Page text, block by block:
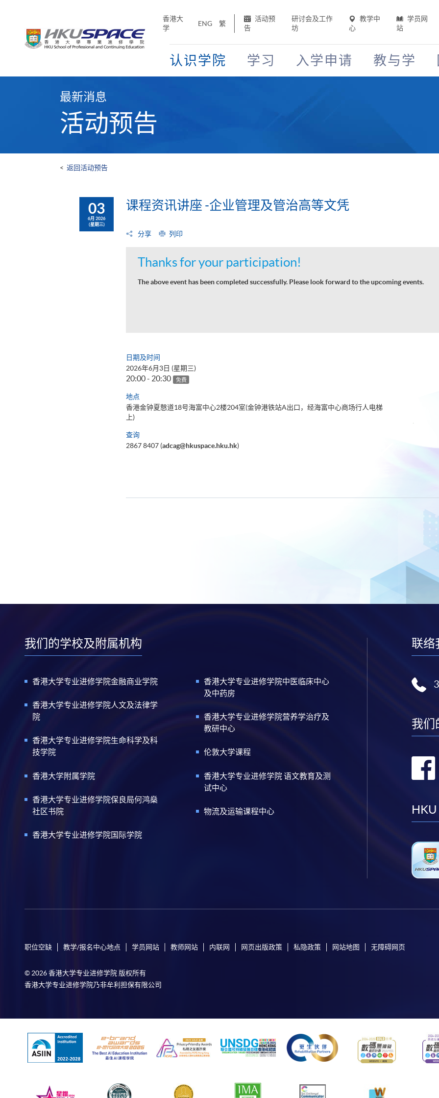
香港大
学
ENG 繁
活动预
告
研讨会及工作
坊
教学中
心
学员网
站
认识学院 学习 入学申请 教与学
最新消息
活动预告
< 返回活动预告
03
6月 2026
(星期三)
课程资讯讲座 -企业管理及管治高等文凭
分享 列印
Thanks for your participation!
The above event has been completed successfully. Please look forward to the upcoming events.
日期及时间
2026年6月3日 (星期三)
20:00 - 20:30 免费
地点
香港金钟夏慤道18号海富中心2楼204室(金钟港铁站A出口，经海富中心商场行人电梯
上)
查询
2867 8407 (adcag@hkuspace.hku.hk)
我们的学校及附属机构
香港大学专业进修学院金融商业学院
香港大学专业进修学院人文及法律学
院
香港大学专业进修学院生命科学及科
技学院
香港大学附属学院
香港大学专业进修学院保良局何鸿燊
社区书院
香港大学专业进修学院国际学院
香港大学专业进修学院中医临床中心
及中药房
香港大学专业进修学院营养学治疗及
教研中心
伦敦大学课程
香港大学专业进修学院 语文教育及测
试中心
物流及运输课程中心
联络
我们
HKU
职位空缺 教学/报名中心地点 学员网站 教师网站 内联网 网页出版政策 私隐政策 网站地图 无障碍网页
© 2026 香港大学专业进修学院 版权所有
香港大学专业进修学院乃非牟利担保有限公司